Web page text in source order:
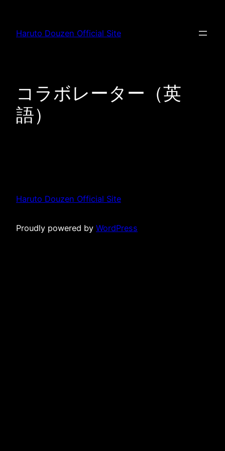
content
Haruto Douzen Official Site
コラボレーター（英
語）
Haruto Douzen Official Site
Proudly powered by WordPress